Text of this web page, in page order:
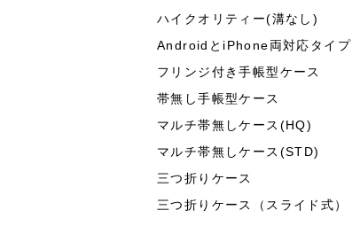
ハイクオリティー(溝なし)
AndroidとiPhone両対応タイプ
フリンジ付き手帳型ケース
帯無し手帳型ケース
マルチ帯無しケース(HQ)
マルチ帯無しケース(STD)
三つ折りケース
三つ折りケース（スライド式）